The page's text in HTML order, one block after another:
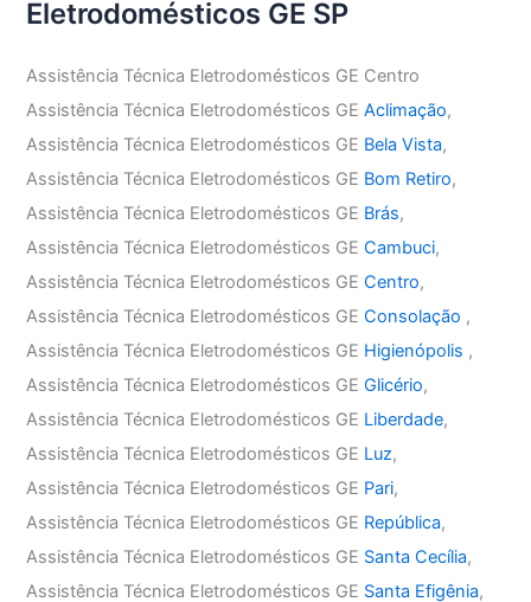
Eletrodomésticos GE SP
Assistência Técnica Eletrodomésticos GE Centro
Assistência Técnica Eletrodomésticos GEAclimação,
Assistência Técnica Eletrodomésticos GE Bela Vista,
Assistência Técnica Eletrodomésticos GE Bom Retiro,
Assistência Técnica Eletrodomésticos GE Brás,
Assistência Técnica Eletrodomésticos GECambuci,
Assistência Técnica Eletrodomésticos GECentro,
Assistência Técnica Eletrodomésticos GEConsolação ,
Assistência Técnica Eletrodomésticos GE Higienópolis ,
Assistência Técnica Eletrodomésticos GEGlicério,
Assistência Técnica Eletrodomésticos GE Liberdade,
Assistência Técnica Eletrodomésticos GE Luz,
Assistência Técnica Eletrodomésticos GE Pari,
Assistência Técnica Eletrodomésticos GE República,
Assistência Técnica Eletrodomésticos GE Santa Cecília,
Assistência Técnica Eletrodomésticos GE Santa Efigênia,